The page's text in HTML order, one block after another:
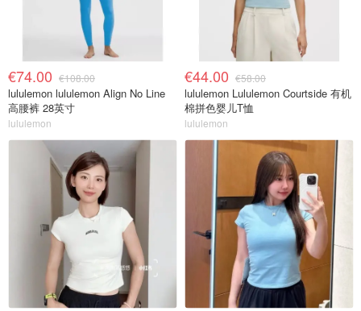
€74.00 €108.00
lululemon lululemon Align No Line
高腰裤 28英寸
lululemon
€44.00 €58.00
lululemon Lululemon Courtside 有机
棉拼色婴儿T恤
lululemon